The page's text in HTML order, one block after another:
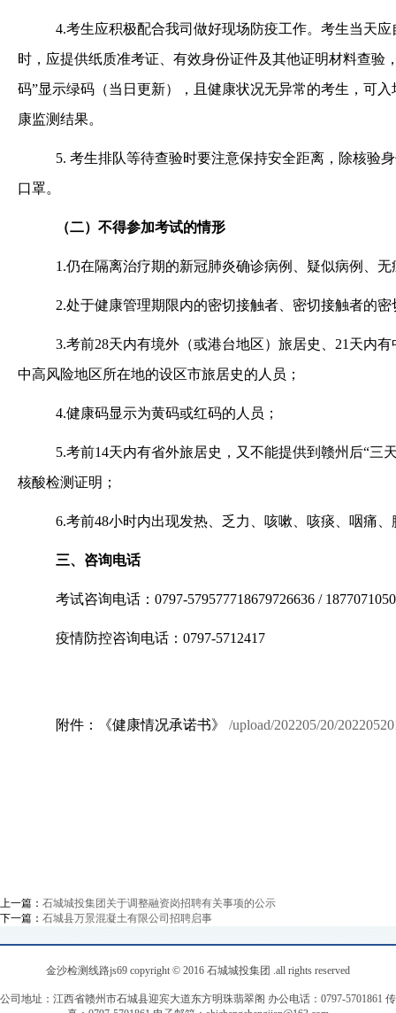
4.考生应积极配合我司做好现场防疫工作。考生当天
时，应提供纸质准考证、有效身份证件及其他证明材料查验
码”显示绿码（当日更新），且健康状况无异常的考生，可
康监测结果。
5. 考生排队等待查验时要注意保持安全距离，除核验
口罩。
（二）不得参加考试的情形
1.仍在隔离治疗期的新冠肺炎确诊病例、疑似病例、无
2.处于健康管理期限内的密切接触者、密切接触者的
3.考前28天内有境外（或港台地区）旅居史、21天内
中高风险地区所在地的设区市旅居史的人员；
4.健康码显示为黄码或红码的人员；
5.考前14天内有省外旅居史，又不能提供到赣州后“三
核酸检测证明；
6.考前48小时内出现发热、乏力、咳嗽、咳痰、咽痛
三、咨询电话
考试咨询电话：0797-579577718679726636 /
疫情防控咨询电话：0797-5712417
附件： 《健康情况承诺书》 /upload/202205/20/
上一篇： 石城城投集团关于调整融资岗招聘有关事项的公示
下一篇： 石城县万景混凝土有限公司招聘启事
金沙检测线路js69 copyright © 2016 石城城投集团 .all rights reserved
公司地址：江西省赣州市石城县迎宾大道东方明珠翡翠阁 办公电话：0797-5701861 传